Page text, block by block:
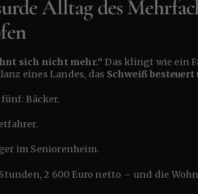
Alltag des
sich nicht mehr.“Das klingt wie ein
eines Landes, das Schweiß
fünf: Bäcker.
im Seniorenheim.
Stunden, 2 600 Euro netto – und die